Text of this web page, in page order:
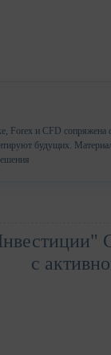
Forex и CFD сопряжена
будущих.
с